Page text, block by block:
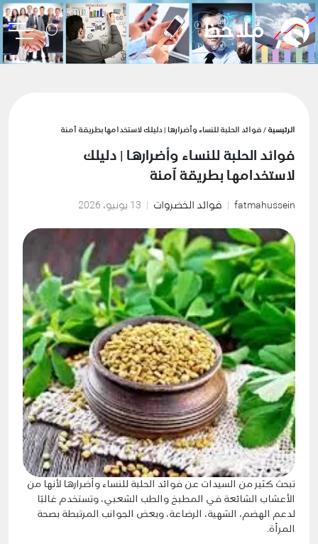
الرئيسية / فوائد الحلبة للنساء وأضرارها | دليلك لاستخدامها بطريقة آمنة
فوائد الحلبة للنساء وأضرارها | دليلك
لاستخدامها بطريقة آمنة
fatmahussein فوائد الخضروات 13 يونيو، 2026
تبحث كثير من السيدات عن فوائد الحلبة للنساء وأضرارها لأنها من
الأعشاب الشائعة في المطبخ والطب الشعبي، وتستخدم غالبًا
لدعم الهضم، الشهية، الرضاعة، وبعض الجوانب المرتبطة بصحة
المرأة.